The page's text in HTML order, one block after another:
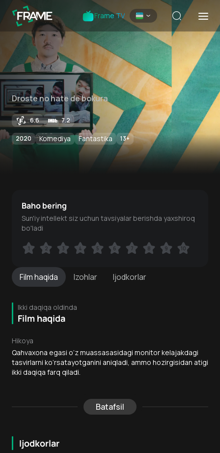
Frame TV
Droste no hate de bokura
6.6 7.2
2020 Komediya Fantastika 13+
Filmhaqida Izohlar Ijodkorlar
Ikki daqiqa oldinda
Film haqida
Hikoya
Qahvaxona egasi o‘z muassasasidagi monitor kelajakdagi
tasvirlarni ko‘rsatayotganini aniqladi, ammo hozirgisidan atigi
ikki daqiqa farq qiladi.
Batafsil
Ijodkorlar
Baho bering
Sun'iy intellekt siz uchun tavsiyalar berishda yaxshiroq
bo'ladi
1 2 3 4 5 6 7 8 9 10
1 2 3 4 5 6 7 8 9 10